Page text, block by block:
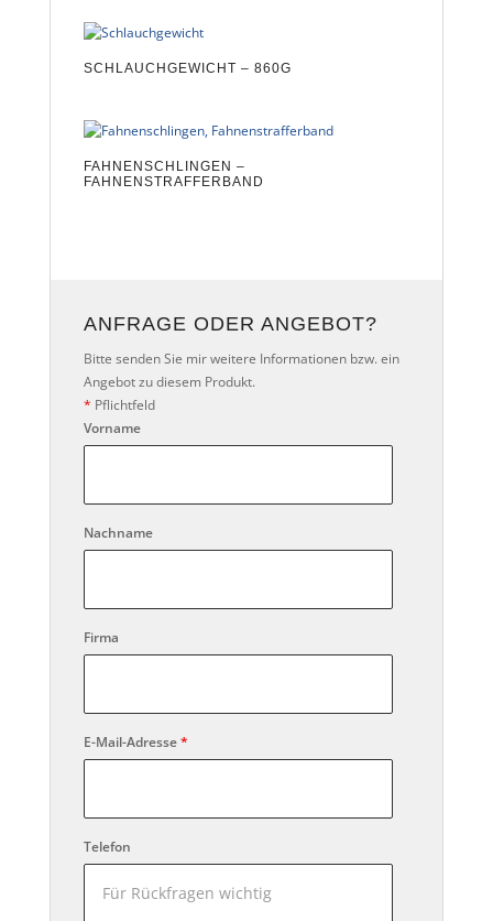
SCHLAUCHGEWICHT – 860G
FAHNENSCHLINGEN –
FAHNENSTRAFFERBAND
ANFRAGE ODER ANGEBOT?
Bitte senden Sie mir weitere Informationen bzw. ein
Angebot zu diesem Produkt.
* Pflichtfeld
Vorname
Nachname
Firma
E-Mail-Adresse*
Telefon